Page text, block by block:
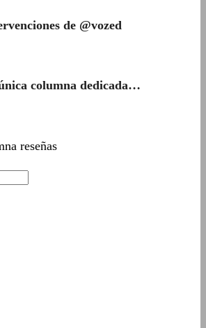
de @vozed
columna dedicada…
reseñas